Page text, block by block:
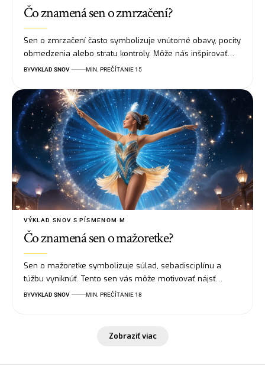
Čo znamená sen o zmrzačení?
Sen o zmrzačení často symbolizuje vnútorné obavy, pocity
obmedzenia alebo stratu kontroly. Môže nás inšpirovať…
BYVYKLAD SNOV MIN. PREČÍTANIE 15
VÝKLAD SNOV S PÍSMENOM M
Čo znamená sen o mažoretke?
Sen o mažoretke symbolizuje súlad, sebadisciplínu a
túžbu vyniknúť. Tento sen vás môže motivovať nájsť…
BYVYKLAD SNOV MIN. PREČÍTANIE 18
Zobraziť viac